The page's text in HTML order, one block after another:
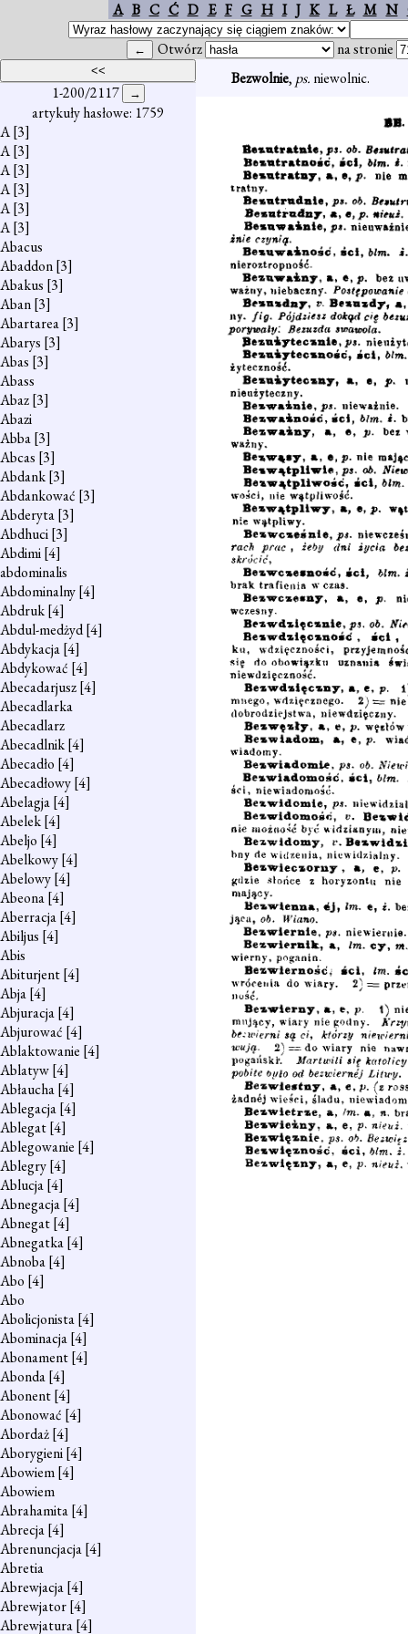
A B C Ć D E F G H I J K L Ł M N
Otwórz na stronie
1-200/2117
artykuły hasłowe: 1759
A[3]
A[3]
A[3]
A[3]
A[3]
A[3]
Abacus
Abaddon[3]
Abakus [3]
Aban[3]
Abartarea[3]
Abarys [3]
Abas [3]
Abass
Abaz[3]
Abazi
Abba[3]
Abcas [3]
Abdank[3]
Abdankować [3]
Abderyta[3]
Abdhuci[3]
Abdimi[4]
abdominalis
Abdominalny[4]
Abdruk[4]
Abdul-medżyd[4]
Abdykacja[4]
Abdykować [4]
Abecadarjusz[4]
Abecadlarka
Abecadlarz
Abecadlnik[4]
Abecadło [4]
Abecadłowy[4]
Abelagja[4]
Abelek[4]
Abeljo [4]
Abelkowy[4]
Abelowy[4]
Abeona[4]
Aberracja[4]
Abiljus [4]
Abis
Abiturjent[4]
Abja[4]
Abjuracja[4]
Abjurować [4]
Ablaktowanie [4]
Ablatyw[4]
Abłaucha[4]
Ablegacja[4]
Ablegat[4]
Ablegowanie [4]
Ablegry[4]
Ablucja[4]
Abnegacja[4]
Abnegat[4]
Abnegatka[4]
Abnoba[4]
Abo [4]
Abo
Abolicjonista[4]
Abominacja[4]
Abonament[4]
Abonda[4]
Abonent[4]
Abonować [4]
Abordaż[4]
Aborygieni[4]
Abowiem[4]
Abowiem
Abrahamita[4]
Abrecja[4]
Abrenuncjacja[4]
Abretia
Abrewjacja[4]
Abrewjator[4]
Abrewjatura[4]
Bezwolnie, ps.niewolnic.